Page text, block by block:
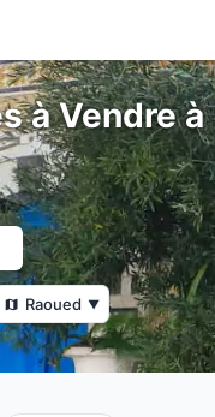
à Vendre à
Raoued ▼